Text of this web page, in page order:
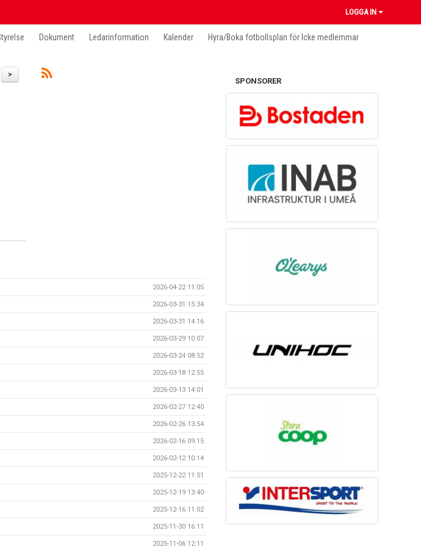
LOGGA IN
Dokument Ledarinformation Kalender Hyra/Boka fotbollsplan för Icke medlemmar
>
2026-04-22 11:05
2026-03-31 15:34
2026-03-31 14:16
2026-03-29 10:07
2026-03-24 08:52
2026-03-18 12:55
2026-03-13 14:01
2026-02-27 12:40
2026-02-26 13:54
2026-02-16 09:15
2026-02-12 10:14
2025-12-22 11:51
2025-12-19 13:40
2025-12-16 11:02
2025-11-30 16:11
2025-11-06 12:11
SPONSORER